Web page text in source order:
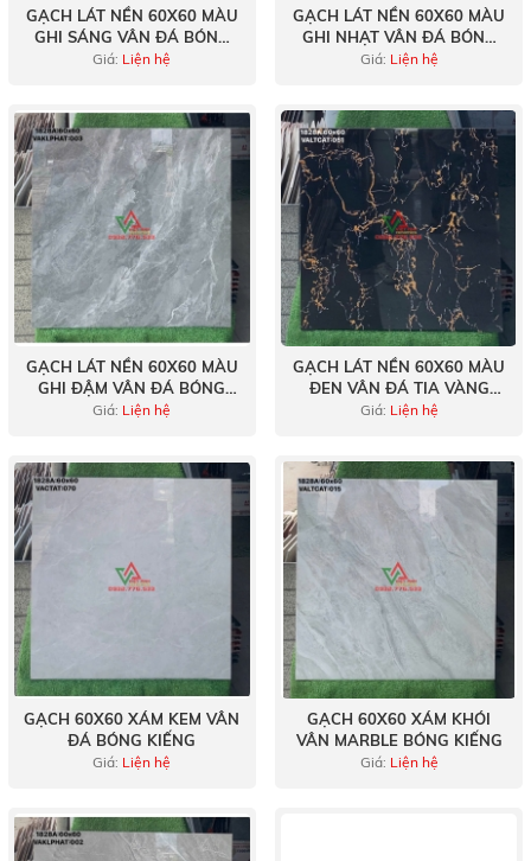
GẠCH LÁT NỀN 60X60 MÀU
GHI SÁNG VÂN ĐÁ BÓNG
KÍNH
Giá: Liện hệ
GẠCH LÁT NỀN 60X60 MÀU
GHI NHẠT VÂN ĐÁ BÓNG
KÍNH
Giá: Liện hệ
GẠCH LÁT NỀN 60X60 MÀU
GHI ĐẬM VÂN ĐÁ BÓNG
KÍNH
Giá: Liện hệ
GẠCH LÁT NỀN 60X60 MÀU
ĐEN VÂN ĐÁ TIA VÀNG
BÓNG KÍNH
Giá: Liện hệ
GẠCH 60X60 XÁM KEM VÂN
ĐÁ BÓNG KIẾNG
Giá: Liện hệ
GẠCH 60X60 XÁM KHÓI
VÂN MARBLE BÓNG KIẾNG
Giá: Liện hệ